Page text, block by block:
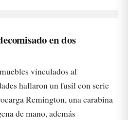
en dos
vinculados al
hallaron un fusil con serie
Remington, una carabina
de mano, además